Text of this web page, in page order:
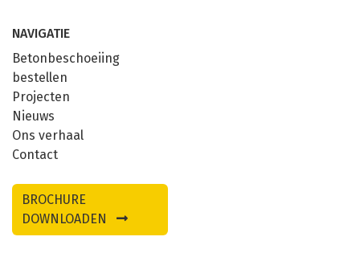
NAVIGATIE
Betonbeschoeiing
bestellen
Projecten
Nieuws
Ons verhaal
Contact
BROCHURE
DOWNLOADEN